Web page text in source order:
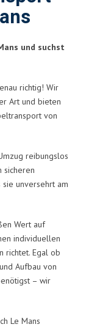
und suchst
richtig! Wir
Art und bieten
von
reibungslos
sicheren
unversehrt am
Wert auf
individuellen
richtet. Egal ob
Aufbau von
– wir
Le Mans